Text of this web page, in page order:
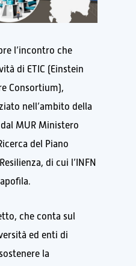
l’incontro che
di ETIC (Einstein
Consortium),
nell’ambito della
MUR Ministero
del Piano
di cui l’INFN
che conta sul
ed enti di
la